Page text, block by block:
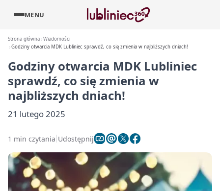
MENU
Strona główna Wiadomości
Godziny otwarcia MDK Lubliniec sprawdź, co się zmienia w najbliższych dniach!
Godziny otwarcia MDK Lubliniec
sprawdź, co się zmienia w
najbliższych dniach!
21 lutego 2025
1 min czytania Udostępnij